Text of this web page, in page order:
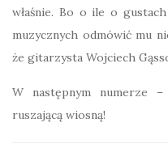
właśnie. Bo o ile o
muzycznych odmówić mu
że gitarzysta Wojciech
W następnym numerze
ruszającą wiosną!